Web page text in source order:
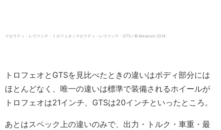
マセラティ・レヴァンテ・トロフェオ / マセラティ・レヴァンテ・GTS / © Maserati 2018
トロフェオとGTSを見比べたときの違いはボディ部分には
ほとんどなく、唯一の違いは標準で装備されるホイールが
トロフェオは21インチ、GTSは20インチといったところ。
あとはスペック上の違いのみで、出力・トルク・車重・最